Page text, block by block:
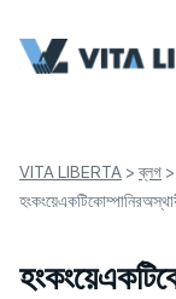
VITA LIBERTA >ব্লগ >